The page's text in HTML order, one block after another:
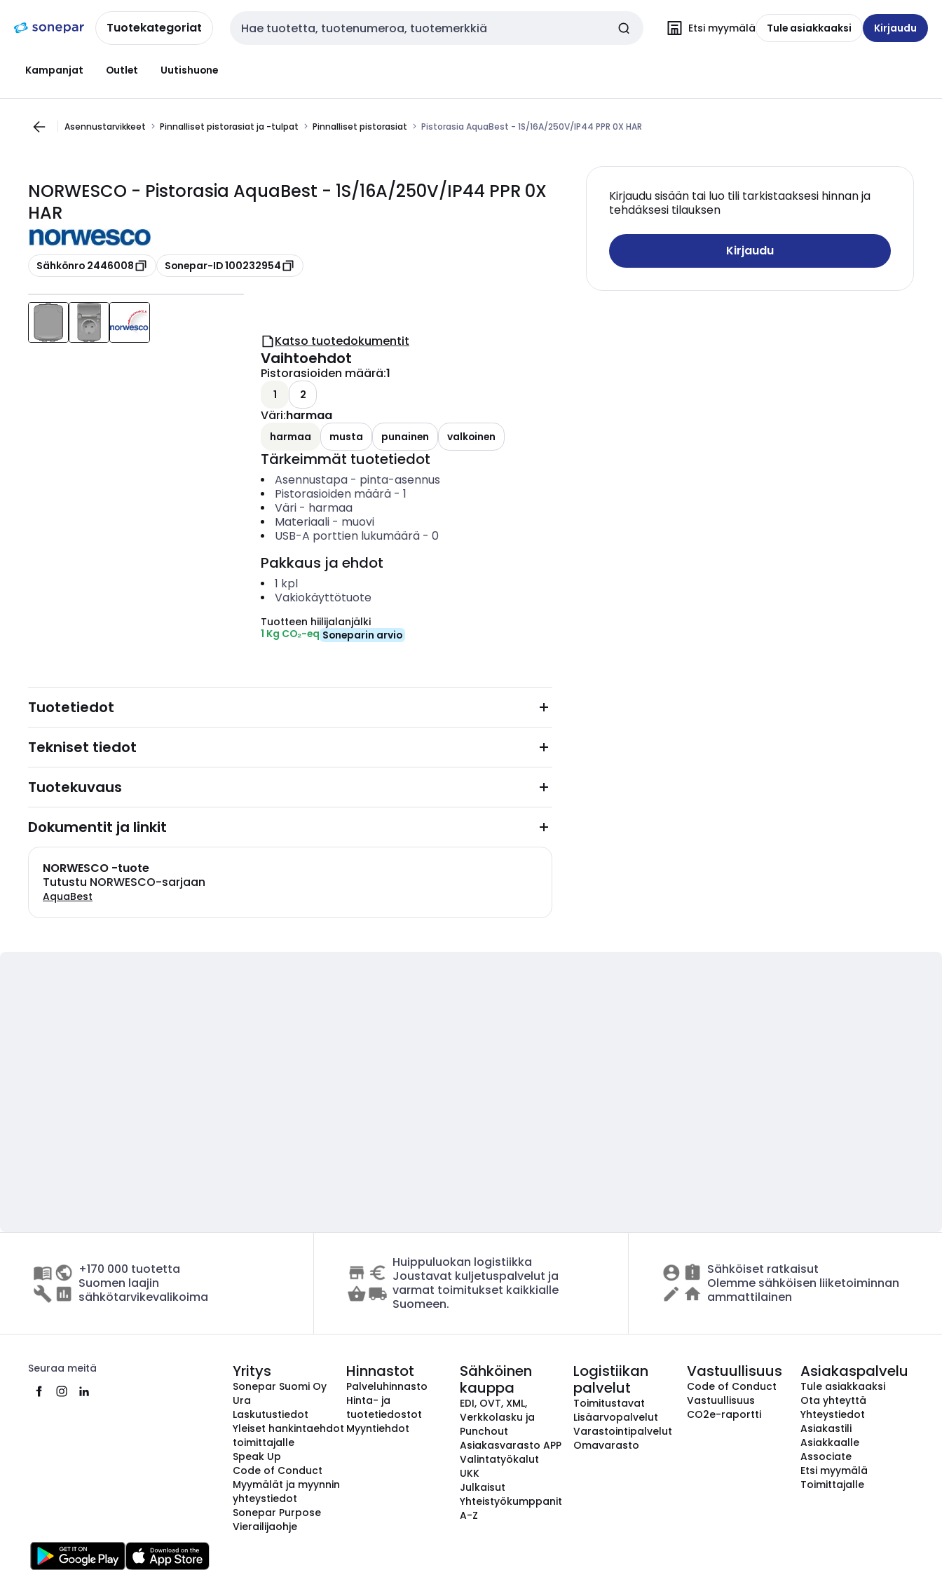
navigointiinsisältöönTuotekategoriat Haku Etsi myymälä Tule asiakkaaksi Kirjaudu
Kampanjat Outlet Uutishuone
Asennustarvikkeet Pinnalliset pistorasiat ja -tulpat Pinnalliset pistorasiat Pistorasia AquaBest - 1S/16A/250V/IP44 PPR 0X HAR
NORWESCO - Pistorasia AquaBest - 1S/16A/250V/IP44 PPR 0X
HAR
Kopioi
Sähkönro 2446008 Kopioi
Sonepar-ID 100232954
Kirjaudu sisään tai luo tili tarkistaaksesi hinnan ja
tehdäksesi tilauksen
Kirjaudu
Katso tuotedokumentit
Vaihtoehdot
Pistorasioiden määrä:1
1 2
Väri:harmaa
harmaa musta punainen valkoinen
Tärkeimmät tuotetiedot
Asennustapa- pinta-asennus
Pistorasioiden määrä- 1
Väri- harmaa
Materiaali- muovi
USB-A porttien lukumäärä- 0
Pakkaus ja ehdot
1 kpl
Vakiokäyttötuote
Tuotteen hiilijalanjälki
1 Kg CO₂-eq Soneparin arvio
Tuotetiedot
Tekniset tiedot
Tuotekuvaus
Dokumentit ja linkit
NORWESCO -tuote
Tutustu NORWESCO-sarjaan
AquaBest
+170 000 tuotetta
Suomen laajin
sähkötarvikevalikoima
Huippuluokan logistiikka
Joustavat kuljetuspalvelut ja
varmat toimitukset kaikkialle
Suomeen.
Sähköiset ratkaisut
Olemme sähköisen liiketoiminnan
ammattilainen
Seuraa meitä Yritys
Sonepar Suomi Oy
Ura
Laskutustiedot
Yleiset hankintaehdot
toimittajalle
Speak Up
Code of Conduct
Myymälät ja myynnin
yhteystiedot
Sonepar Purpose
Vierailijaohje
Hinnastot
Palveluhinnasto
Hinta- ja
tuotetiedostot
Myyntiehdot
Sähköinen
kauppa
EDI, OVT, XML,
Verkkolasku ja
Punchout
Asiakasvarasto APP
Valintatyökalut
UKK
Julkaisut
Yhteistyökumppanit
A-Z
Logistiikan
palvelut
Toimitustavat
Lisäarvopalvelut
Varastointipalvelut
Omavarasto
Vastuullisuus
Code of Conduct
Vastuullisuus
CO2e-raportti
Asiakaspalvelu
Tule asiakkaaksi
Ota yhteyttä
Yhteystiedot
Asiakastili
Asiakkaalle
Associate
Etsi myymälä
Toimittajalle